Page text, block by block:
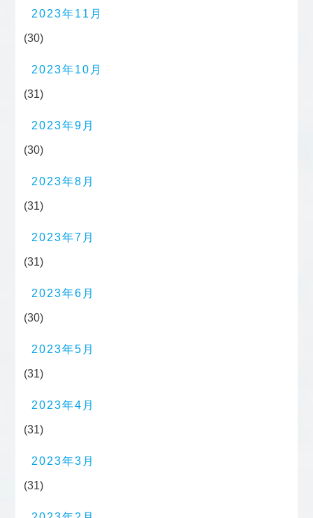
2023年11月
(30)
2023年10月
(31)
2023年9月
(30)
2023年8月
(31)
2023年7月
(31)
2023年6月
(30)
2023年5月
(31)
2023年4月
(31)
2023年3月
(31)